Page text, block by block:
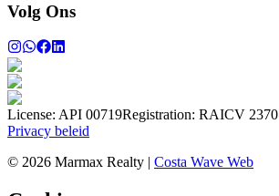
Volg Ons
License: API 00719Registration: RAICV 2370
Privacy beleid
© 2026 Marmax Realty | Costa Wave Web